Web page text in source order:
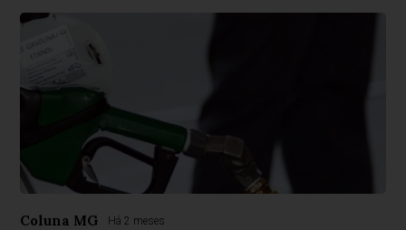
Coluna MG Há 2 meses